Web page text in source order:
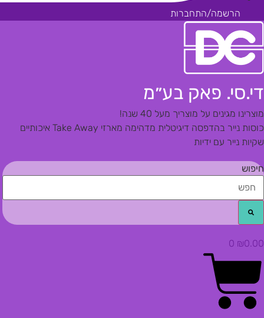
הרשמה/התחברות
די.סי. פאק בע״מ
מוצרינו מגינים על מוצריך מעל 40 שנה!
כוסות נייר בהדפסה דיגיטלית מדהימה מארזי Take Away איכותיים
שקיות נייר עם ידיות
חיפוש
₪0.00
0